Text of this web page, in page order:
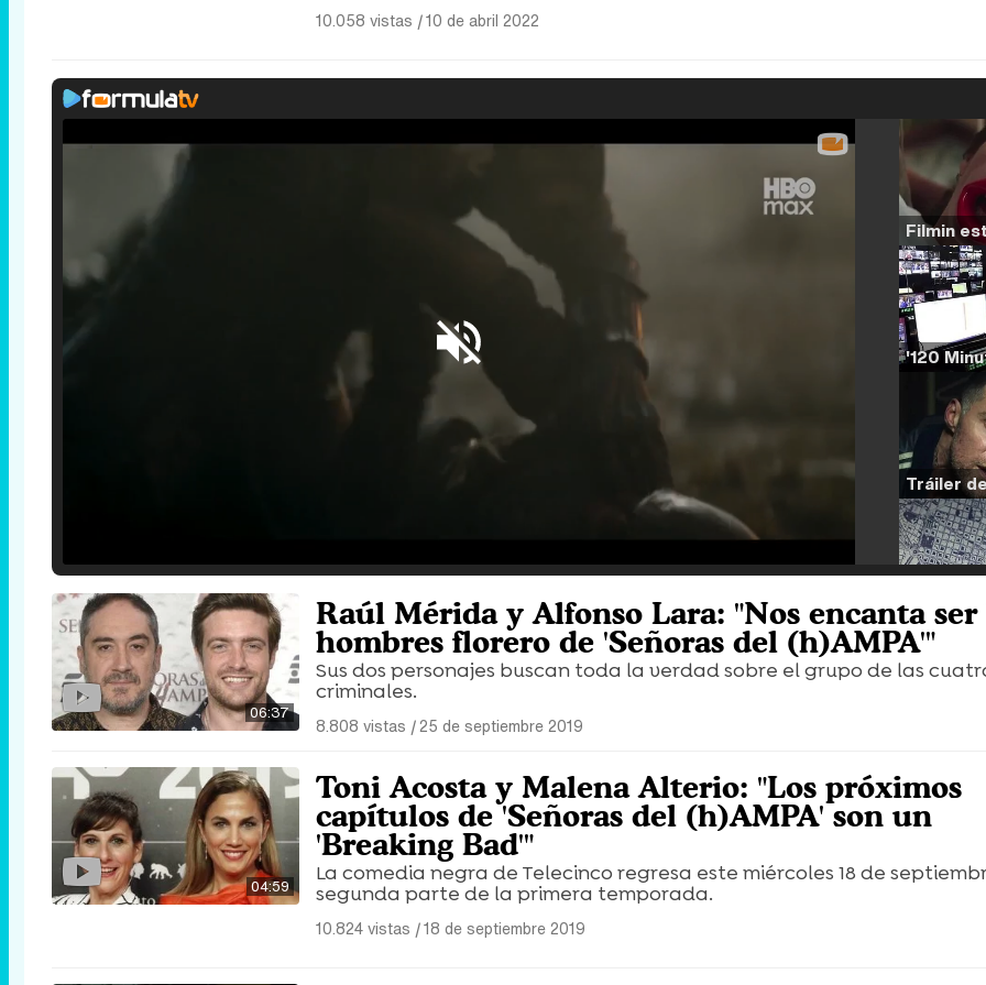
10.058 vistas |10 de abril 2022
06:37
Raúl Mérida y Alfonso Lara: "Nos encanta ser
hombres florero de 'Señoras del (h)AMPA'"
Sus dos personajes buscan toda la verdad sobre el grupo de las
criminales.
8.808 vistas |25 de septiembre 2019
04:59
Toni Acosta y Malena Alterio: "Los próximos
capítulos de 'Señoras del (h)AMPA' son un
'Breaking Bad'"
La comedia negra de Telecinco regresa este miércoles 18 de
segunda parte de la primera temporada.
10.824 vistas |18 de septiembre 2019